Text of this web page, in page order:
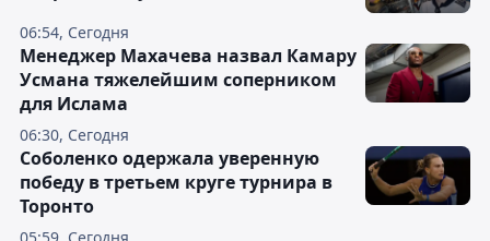
06:54, Сегодня
06:30, Сегодня
Менеджер Махачева назвал Камару
Усмана тяжелейшим соперником
для Ислама
Соболенко одержала уверенную
победу в третьем круге турнира в
Торонто